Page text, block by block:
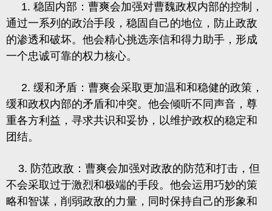
1. 稳固内部：曹爽会加强对曹魏政权内部的控制，
通过一系列的政治手段，稳固自己的地位，防止政敌
的渗透和破坏。他会精心挑选亲信和得力助手，形成
一个忠诚可靠的权力核心。
2. 缓和矛盾：曹爽会采取更加温和和稳健的政策，
缓和政权内部的矛盾和冲突。他会倾听不同声音，尊
重各方利益，寻求共识和妥协，以维护政权的稳定和
团结。
3. 防范政敌：曹爽会加强对政敌的防范和打击，但
不会采取过于激烈和极端的手段。他会运用巧妙的策
略和智谋，削弱政敌的力量，同时保持自己的形象和